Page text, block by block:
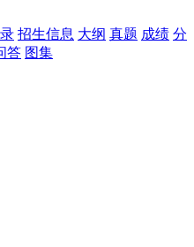
招生信息 大纲 真题 成绩 分
答 图集